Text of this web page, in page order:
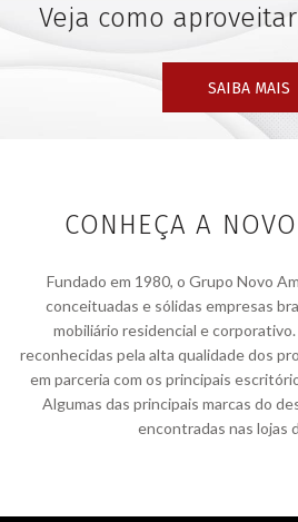
Veja como
SAIBA MAIS
CONHEÇA A
Fundado em 1980, o Grupo Novo
conceituadas e sólidas empresas
mobiliário residencial e
reconhecidas pela alta qualidade dos
em parceria com os principais
Algumas das principais marcas do
encontradas nas lojas